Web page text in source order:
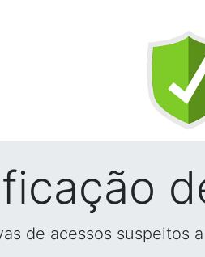
de acessos suspeitos